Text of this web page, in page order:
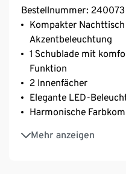
Bestellnummer: 240073
Kompakter
Akzentbeleuchtung
1 Schublade mit
Funktion
2 Innenfächer
Elegante LED-
Harmonische
Mehr anzeigen
Hergestellt in Europa